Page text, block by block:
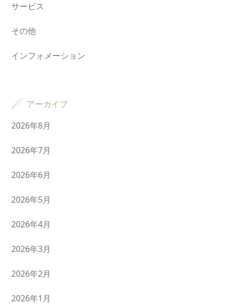
サービス
その他
インフォメーション
アーカイブ
2026年8月
2026年7月
2026年6月
2026年5月
2026年4月
2026年3月
2026年2月
2026年1月